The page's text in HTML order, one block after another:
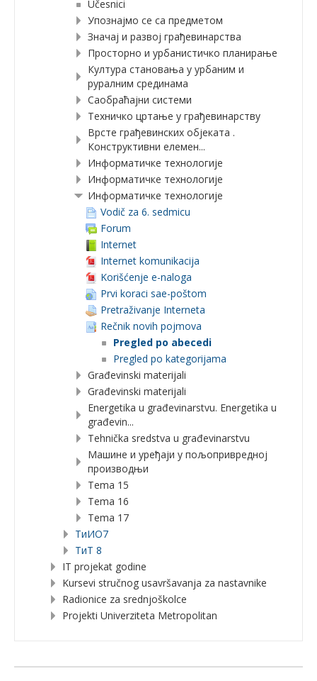
Učesnici
Упознајмо се са предметом
Значај и развој грађевинарства
Просторно и урбанистичко планирање
Култура становања у урбаним и
руралним срединама
Саобраћајни системи
Техничко цртање у грађевинарству
Врсте грађевинских објеката .
Конструктивни елемен...
Информатичке технологије
Информатичке технологије
Информатичке технологије
Vodič za 6. sedmicu
Forum
Internet
Internet komunikacija
Korišćenje e-naloga
Prvi koraci sae-poštom
Pretraživanje Interneta
Rečnik novih pojmova
Pregled po abecedi
Pregled po kategorijama
Građevinski materijali
Građevinski materijali
Energetika u građevinarstvu. Energetika u
građevin...
Tehnička sredstva u građevinarstvu
Машине и уређаји у пољопривредној
производњи
Tema 15
Tema 16
Tema 17
TиИО7
ТиТ 8
IT projekat godine
Kursevi stručnog usavršavanja za nastavnike
Radionice za srednjoškolce
Projekti Univerziteta Metropolitan